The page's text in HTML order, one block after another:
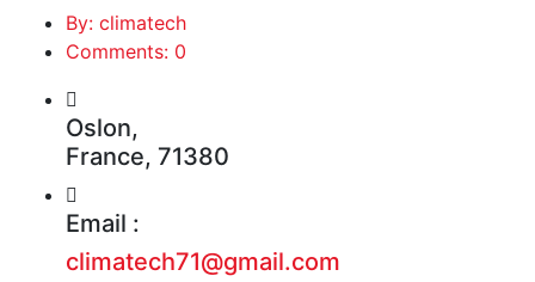
By: climatech
Comments: 0
Oslon,
France, 71380
Email :
climatech71@gmail.com